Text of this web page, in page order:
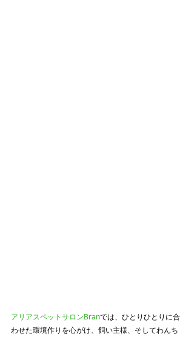
アリアスペットサロンBranでは、ひとりひとりに合
わせた環境作りを心がけ、飼い主様、そしてわんち